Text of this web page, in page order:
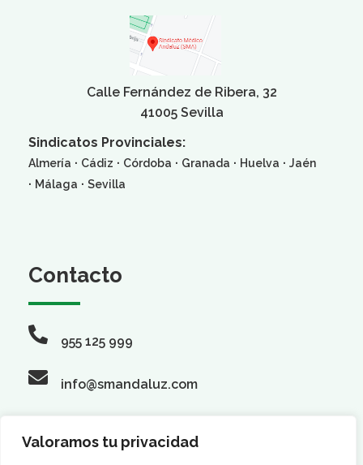
Valoramos tu privacidad
Calle Fernández de Ribera, 32
41005 Sevilla
Sindicatos Provinciales:
Almería · Cádiz · Córdoba · Granada · Huelva · Jaén
· Málaga · Sevilla
Contacto
955 125 999
info@smandaluz.com